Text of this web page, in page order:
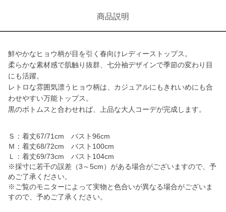
商品説明
鮮やかなヒョウ柄が目を引く春向けレディーストップス。
柔らかな素材感で肌触り抜群、七分袖デザインで季節の変わり目
にも活躍。
レトロな雰囲気漂うヒョウ柄は、カジュアルにもきれいめにも合
わせやすい万能トップス。
黒のボトムスと合わせれば、上品な大人コーデが完成します。
Ｓ：着丈67/71cm バスト96cm
Ｍ：着丈68/72cm バスト100cm
Ｌ：着丈69/73cm バスト104cm
※採寸に若干の誤差（3～5cm）がある場合がございますので、予
めご了承ください。
※ご覧のモニターによって実物と色合いが異なる場合がございま
すので、予めご了承ください。